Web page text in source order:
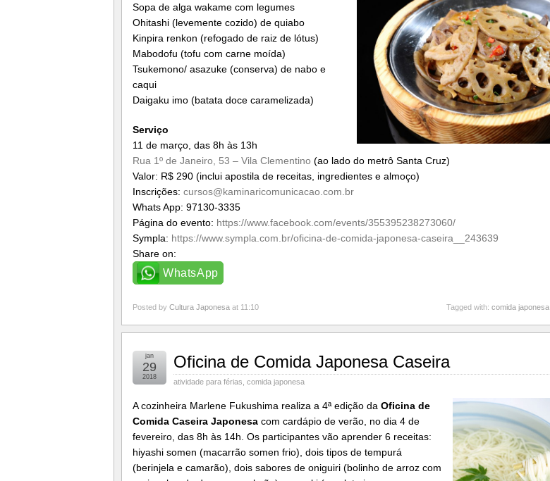
Sopa de alga wakame com legumes
Ohitashi (levemente cozido) de quiabo
Kinpira renkon (refogado de raiz de lótus)
Mabodofu (tofu com carne moída)
Tsukemono/ asazuke (conserva) de nabo e
caqui
Daigaku imo (batata doce caramelizada)
Serviço
11 de março, das 8h às 13h
Rua 1º de Janeiro, 53 – Vila Clementino (ao lado do metrô Santa Cruz)
Valor: R$ 290 (inclui apostila de receitas, ingredientes e almoço)
Inscrições: cursos@kaminaricomunicacao.com.br
Whats App: 97130-3335
Página do evento: https://www.facebook.com/events/355395238273060/
Sympla: https://www.sympla.com.br/oficina-de-comida-japonesa-caseira__243639
Share on:
WhatsApp
Posted by Cultura Japonesa at 11:10 Tagged with: comida japonesa
Oficina de Comida Japonesa Caseira
atividade para férias comida japonesa
jan
29
2018
A cozinheira Marlene Fukushima realiza a 4ª edição da Oficina de
Comida Caseira Japonesa com cardápio de verão, no dia 4 de
fevereiro, das 8h às 14h. Os participantes vão aprender 6 receitas:
hiyashi somen (macarrão somen frio), dois tipos de tempurá
(berinjela e camarão), dois sabores de oniguiri (bolinho de arroz com